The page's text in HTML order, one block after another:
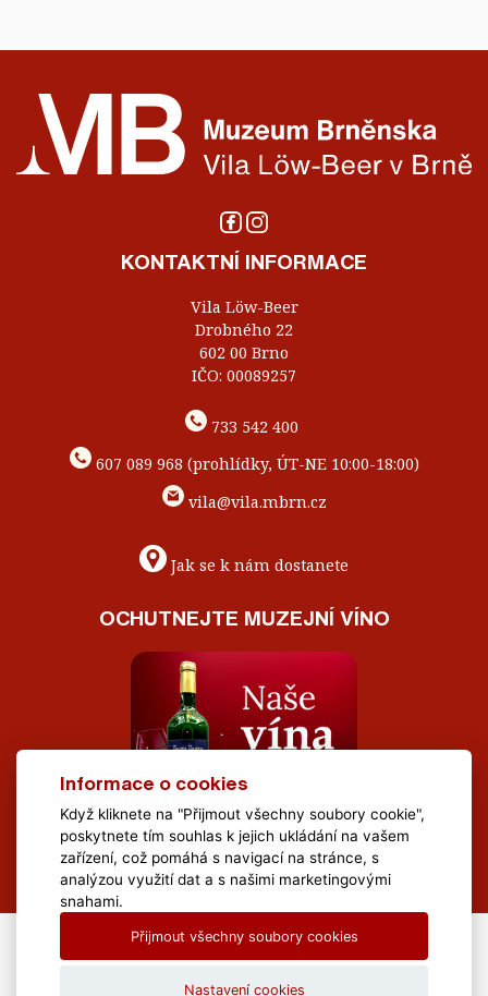
KONTAKTNÍ INFORMACE
Vila Löw-Beer
Drobného 22
602 00 Brno
IČO: 00089257
733 542 400
607 089 968 (prohlídky, ÚT-NE 10:00-18:00)
vila@vila.mbrn.cz
Jak se k nám dostanete
OCHUTNEJTE MUZEJNÍ VÍNO
All Rights Reserved Muzeum Brněnska © 2020, Webdesign by
Informace o cookies
Když kliknete na "Přijmout všechny soubory cookie",
poskytnete tím souhlas k jejich ukládání na vašem
zařízení, což pomáhá s navigací na stránce, s
analýzou využití dat a s našimi marketingovými
snahami.
Přijmout všechny soubory cookies
Nastavení cookies